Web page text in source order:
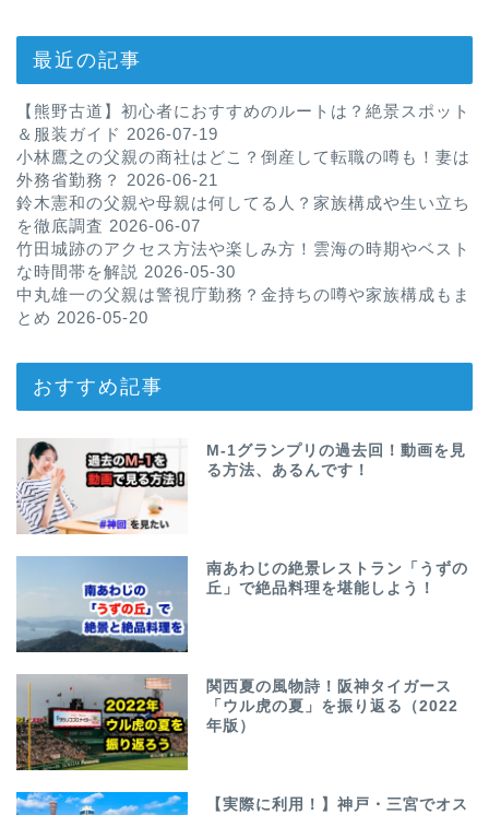
最近の記事
【熊野古道】初心者におすすめのルートは？絶景スポット
＆服装ガイド 2026-07-19
小林鷹之の父親の商社はどこ？倒産して転職の噂も！妻は
外務省勤務？
2026-06-21
鈴木憲和の父親や母親は何してる人？家族構成や生い立ち
を徹底調査 2026-06-07
竹田城跡のアクセス方法や楽しみ方！雲海の時期やベスト
な時間帯を解説 2026-05-30
中丸雄一の父親は警視庁勤務？金持ちの噂や家族構成もま
とめ 2026-05-20
おすすめ記事
M-1グランプリの過去回！動画を見
る方法、あるんです！
南あわじの絶景レストラン「うずの
丘」で絶品料理を堪能しよう！
関西夏の風物詩！阪神タイガース
「ウル虎の夏」を振り返る（2022
年版）
【実際に利用！】神戸・三宮でオス